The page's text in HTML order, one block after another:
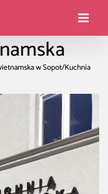
w Sopot/Kuchnia